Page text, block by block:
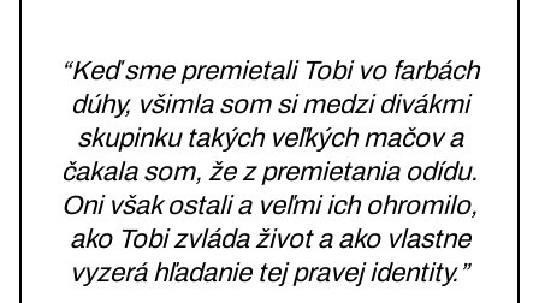
“Keď sme premietali Tobi vo farbách
dúhy, všimla som si medzi divákmi
skupinku takých veľkých mačov a
čakala som, že z premietania odídu.
Oni však ostali a veľmi ich ohromilo,
ako Tobi zvláda život a ako vlastne
vyzerá hľadanie tej pravej identity.”